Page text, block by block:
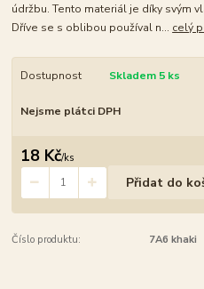
údržbu. Tento materiál je díky svým
Dříve se s oblibou používal n... celý
Dostupnost Skladem 5 ks
Nejsme plátci DPH
18 Kč/ks
Přidat do
Číslo produktu: 7A6 khaki